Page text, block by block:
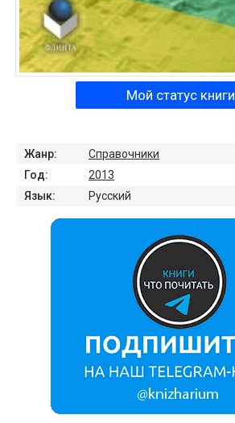
Мой статус книги
Жанр:
Справочники
Год:
2013
Язык:
Русский